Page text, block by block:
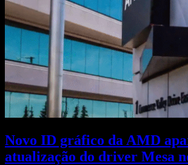
Novo ID gráfico da AMD
atualização do driver Mesa